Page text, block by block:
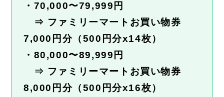
・70,000〜79,999円
⇒ ファミリーマートお買い物券
7,000円分（500円分x14枚）
・80,000〜89,999円
⇒ ファミリーマートお買い物券
8,000円分（500円分x16枚）